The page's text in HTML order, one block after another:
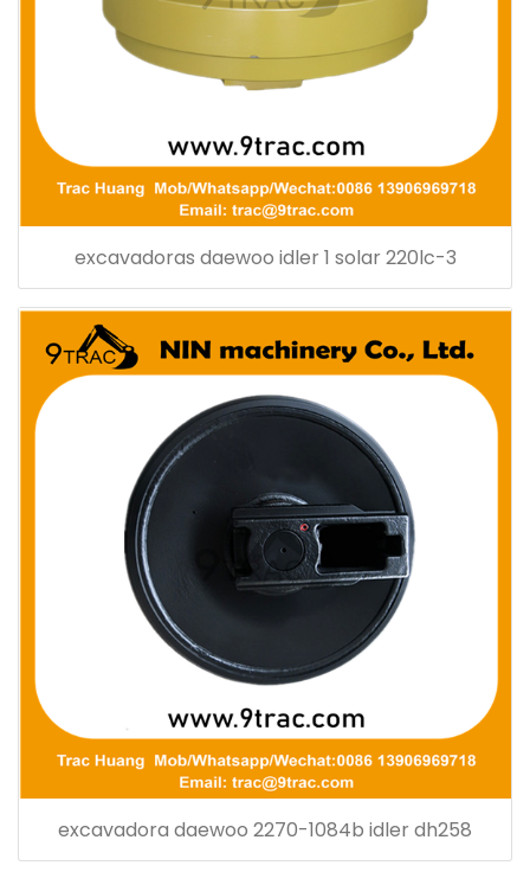
excavadoras daewoo idler 1 solar 220lc-3
excavadora daewoo 2270-1084b idler dh258